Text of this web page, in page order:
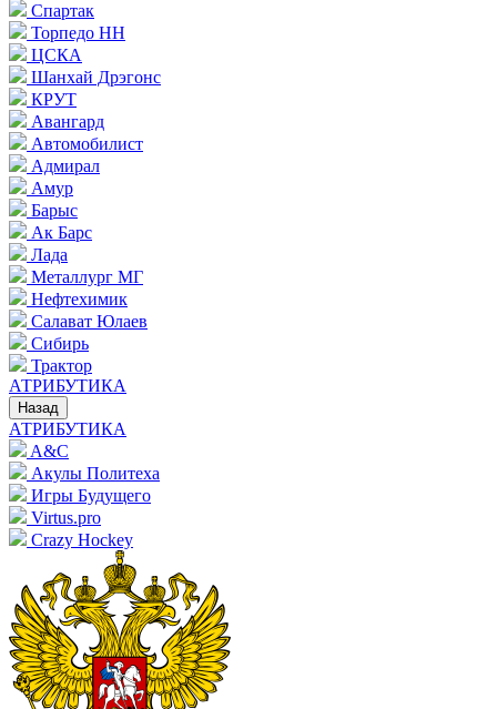
Спартак
Торпедо НН
ЦСКА
Шанхай Дрэгонс
КРУТ
Авангард
Автомобилист
Адмирал
Амур
Барыс
Ак Барс
Лада
Металлург МГ
Нефтехимик
Салават Юлаев
Сибирь
Трактор
АТРИБУТИКА
Назад
АТРИБУТИКА
A&C
Акулы Политеха
Игры Будущего
Virtus.pro
Crazy Hockey